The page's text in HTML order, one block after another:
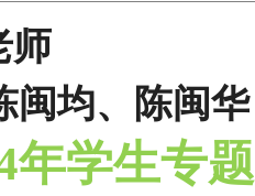
师
闽均、陈闽华
年学生专题